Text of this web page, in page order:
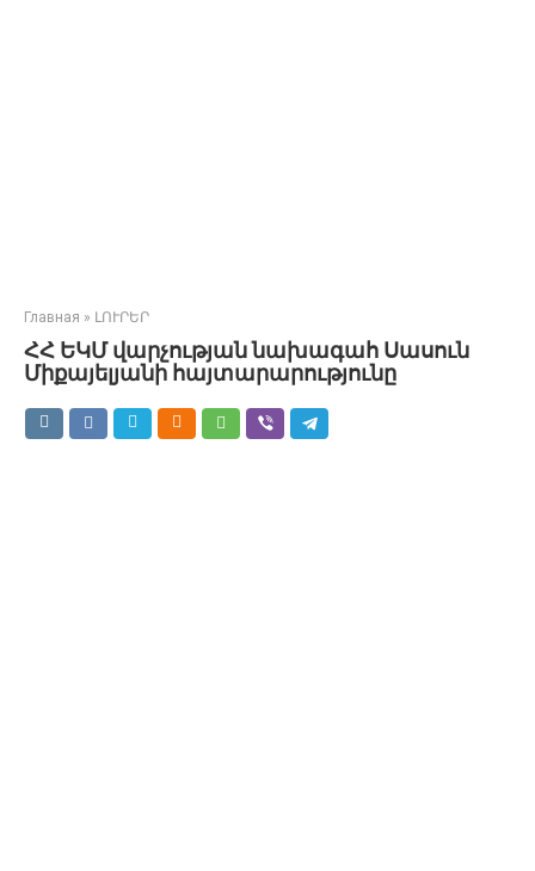
Главная » ԼՈՒՐԵՐ
ՀՀ ԵԿՄ վարչության նախագահ Սասուն
Միքայելյանի հայտարարությունը